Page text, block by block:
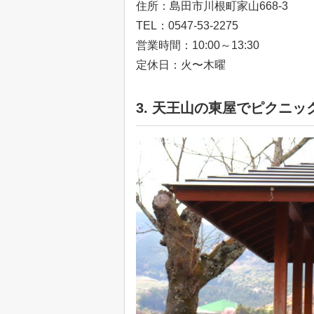
住所：島田市川根町家山668-3
TEL：0547-53-2275
営業時間：10:00～13:30
定休日：火〜木曜
3. 天王山の東屋でピクニッ